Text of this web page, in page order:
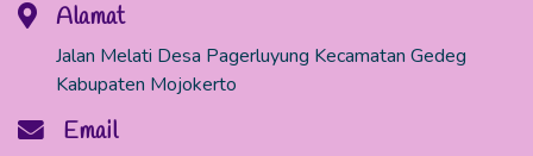
Alamat
Jalan Melati Desa Pagerluyung Kecamatan Gedeg
Kabupaten Mojokerto
Email